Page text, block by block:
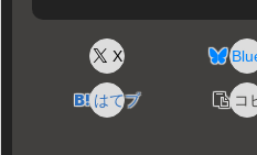
X
はてブ コ